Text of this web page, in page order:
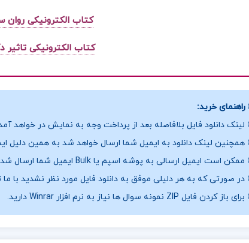
کتاب الکترونیکی
کتاب الکترونیکی تاثیر
راهنمای خرید:
لینک دانلود فایل بلافاصله بعد از پرداخت وجه به نمایش در خواهد
همچنین لینک دانلود به ایمیل شما ارسال خواهد شد به همین دلیل
ممکن است ایمیل ارسالی به پوشه اسپم یا Bulk ایمیل شما ارسال شده باشد.
در صورتی که به هر دلیلی موفق به دانلود فایل مورد نظر نشدید با
برای باز کردن فایل ZIP نمونه سوال ها نیاز به نرم افزار Winrar دارید.